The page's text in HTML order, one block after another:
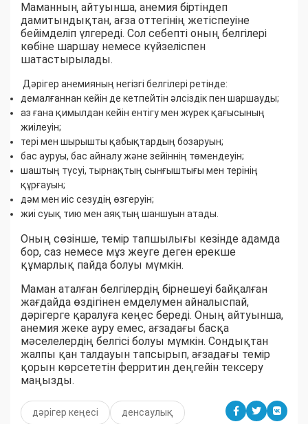
Маманның айтуынша, анемия біртіндеп
дамитындықтан, ағза оттегінің жетіспеуіне
бейімделіп үлгереді. Сол себепті оның белгілері
көбіне шаршау немесе күйзеліспен
шатастырылады.
Дәрігер анемияның негізгі белгілері ретінде:
демалғаннан кейін де кетпейтін әлсіздік пен шаршауды;
аз ғана қимылдан кейін ентігу мен жүрек қағысының
жиілеуін;
тері мен шырышты қабықтардың бозаруын;
бас ауруы, бас айналу және зейіннің төмендеуін;
шаштың түсуі, тырнақтың сынғыштығы мен терінің
құрғауын;
дәм мен иіс сезудің өзгеруін;
жиі суық тию мен аяқтың шаншуын атады.
Оның сөзінше, темір тапшылығы кезінде адамда
бор, саз немесе мұз жеуге деген ерекше
құмарлық пайда болуы мүмкін.
Маман аталған белгілердің бірнешеуі байқалған
жағдайда өздігінен емделумен айналыспай,
дәрігерге қаралуға кеңес береді. Оның айтуынша,
анемия жеке ауру емес, ағзадағы басқа
мәселелердің белгісі болуы мүмкін. Сондықтан
жалпы қан талдауын тапсырып, ағзадағы темір
қорын көрсететін ферритин деңгейін тексеру
маңызды.
дәрігер кеңесі денсаулық